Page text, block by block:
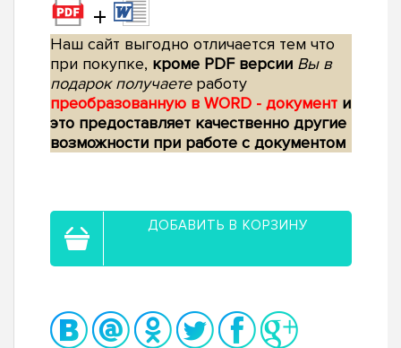
+
Наш сайт выгодно отличается тем что
при покупке, кроме PDF версии Вы в
подарок получаетеработу
преобразованную в WORD - документ и
это предоставляет качественно другие
возможности при работе с документом
ДОБАВИТЬ В КОРЗИНУ